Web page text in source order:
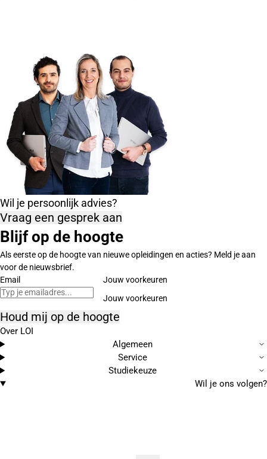
Wil je persoonlijk advies?
Vraag een gesprek aan
Blijf op de hoogte
Als eerste op de hoogte van nieuwe opleidingen en acties? Meld je aan
voor de nieuwsbrief.
Email
Jouw voorkeuren
Houd mij op de hoogte
Over LOI
Algemeen
Service
Studiekeuze
Wil je ons volgen?